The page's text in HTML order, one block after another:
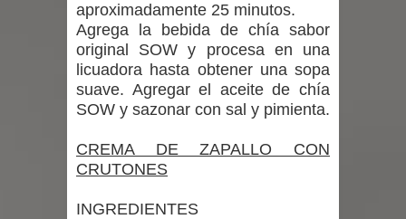
aproximadamente 25 minutos.
Agrega la bebida de chía sabor
original SOW y procesa en una
licuadora hasta obtener una sopa
suave. Agregar el aceite de chía
SOW y sazonar con sal y pimienta.
CREMA DE ZAPALLO CON
CRUTONES
INGREDIENTES